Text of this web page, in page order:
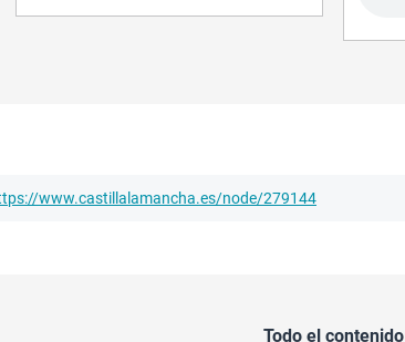
www.castillalamancha.es/node/279144
Todo el contenido